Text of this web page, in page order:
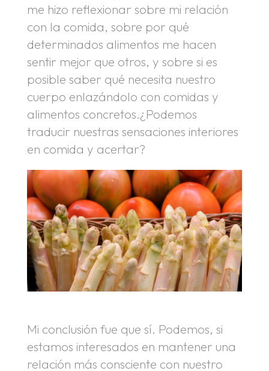
me hizo reflexionar sobre mi relación
con la comida, sobre por qué
determinados alimentos me hacen
sentir mejor que otros, y sobre si es
posible saber qué necesita nuestro
cuerpo enlazándolo con comidas y
alimentos concretos.¿Podemos
traducir nuestras sensaciones interiores
en comida y acertar?
Mi conclusión fue que sí. Podemos, si
estamos interesados en mantener una
relación más consciente con nuestro